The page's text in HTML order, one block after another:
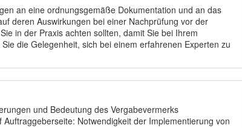
an eine ordnungsgemäße Dokumentation und an das
deren Auswirkungen bei einer Nachprüfung vor der
in der Praxis achten sollten, damit Sie bei Ihrem
die Gelegenheit, sich bei einem erfahrenen Experten zu
und Bedeutung des Vergabevermerks
Notwendigkeit der Implementierung von